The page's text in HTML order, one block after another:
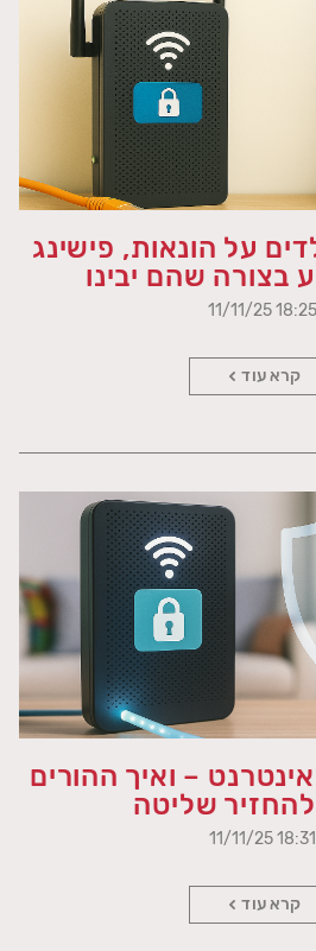
על הונאות, פישינג
בצורה שהם יבינו
קרא עוד
– ואיך ההורים
להחזיר שליטה
קרא עוד